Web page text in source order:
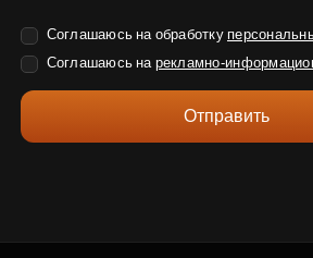
Соглашаюсь на обработку
Соглашаюсь на рекламно-
Отправить